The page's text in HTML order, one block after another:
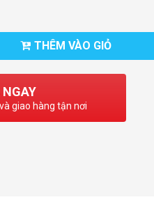
THÊM VÀO GIỎ
giao hàng tận nơi